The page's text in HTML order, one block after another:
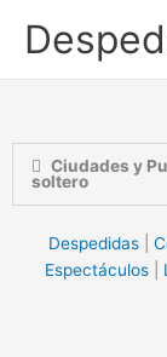
Ciudades y
soltero
Despedidas
Espectáculos|